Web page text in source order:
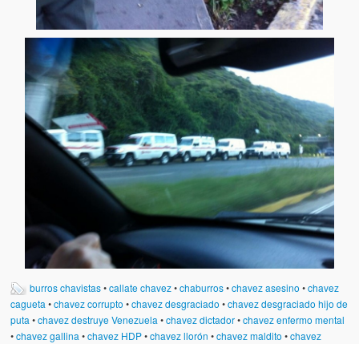
burros chavistas•callate chavez•chaburros•chavez asesino •chavez
cagueta •chavez corrupto •chavez desgraciado •chavez desgraciado hijo de
puta •chavez destruye Venezuela •chavez dictador•chavez enfermo mental
•chavez gallina •chavez HDP•chavez llorón •chavez maldito •chavez